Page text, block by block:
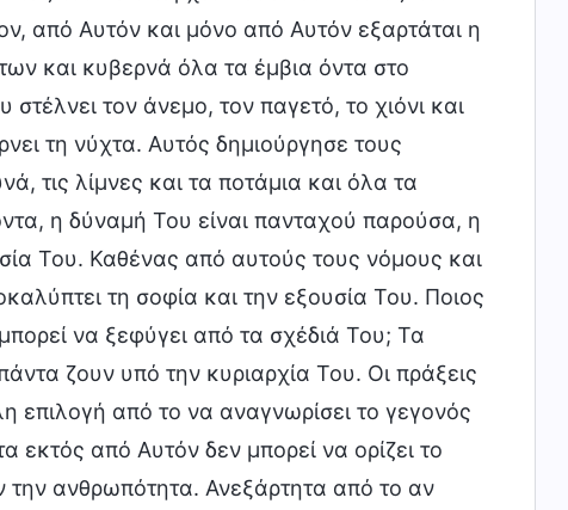
από Αυτόν και μόνο από Αυτόν εξαρτάται η
και κυβερνά όλα τα έμβια όντα στο
στέλνει τον άνεμο, τον παγετό, το χιόνι και
τη νύχτα. Αυτός δημιούργησε τους
τις λίμνες και τα ποτάμια και όλα τα
η δύναμή Του είναι πανταχού παρούσα, η
Του. Καθένας από αυτούς τους νόμους και
τη σοφία και την εξουσία Του. Ποιος
να ξεφύγει από τα σχέδιά Του; Τα
ζουν υπό την κυριαρχία Του. Οι πράξεις
από το να αναγνωρίσει το γεγονός
εκτός από Αυτόν δεν μπορεί να ορίζει το
ανθρωπότητα. Ανεξάρτητα από το αν